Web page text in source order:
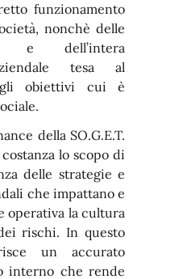
funzionamento
nonchè delle
e dell’intera
tesa al
obiettivi cui è
della SO.G.E.T.
lo scopo di
delle strategie e
che impattano e
operativa la cultura
rischi. In questo
un accurato
interno che rende